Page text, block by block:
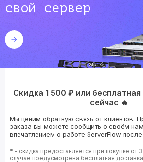
свой сервер
Скидка 1 500 ₽ или
сейчас 🔥
Мы ценим обратную связь от клиентов.
заказа вы можете сообщить о своём
впечатлением о работе ServerFlow
* - скидка предоставляется при покупке от
случае предусмотрена бесплатная